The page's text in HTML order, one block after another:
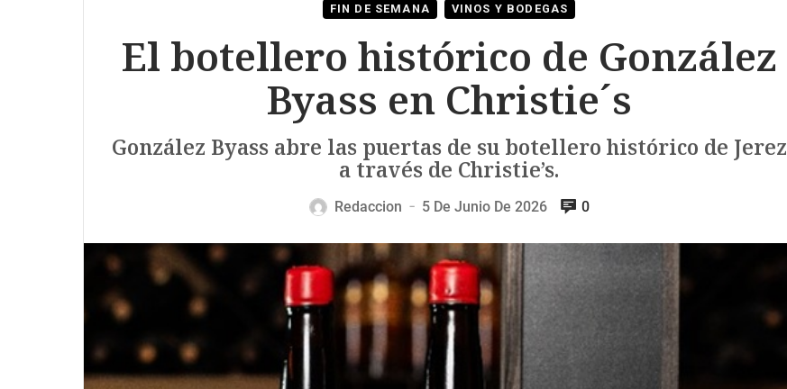
FIN DE SEMANA VINOS Y BODEGAS
El botellero histórico de González
Byass en Christie´s
González Byass abre las puertas de su botellero histórico de Jerez
a través de Christie’s.
Redaccion — 5 De Junio De 2026 0